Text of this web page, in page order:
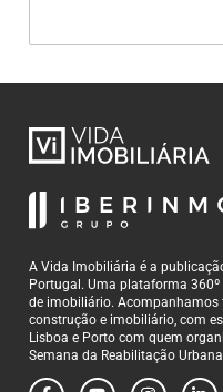
A Vida Imobiliária é a
Portugal. Uma plataforma
de imobiliário.
construção e imobiliário, com
Lisboa e Porto com quem
Semana da Reabilitação